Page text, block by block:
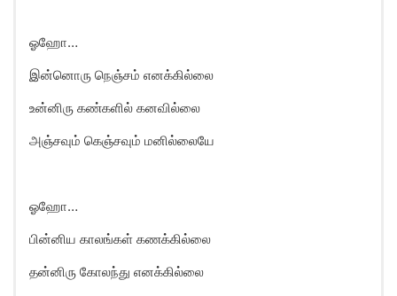
ஓஹோ…
இன்னொரு நெஞ்சம் எனக்கில்லை
உன்னிரு கண்களில் கனவில்லை
அஞ்சவும் கெஞ்சவும் மனில்லையே
ஓஹோ…
பின்னிய காலங்கள் கணக்கில்லை
தன்னிரு கோலந்து எனக்கில்லை